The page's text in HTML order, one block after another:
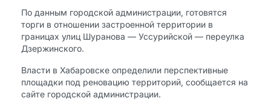
По данным городской администрации, готовятся
торги в отношении застроенной территории в
границах улиц Шуранова — Уссурийской — переулка
Дзержинского.
Власти в Хабаровске определили перспективные
площадки под реновацию территорий, сообщается на
сайте городской администрации.